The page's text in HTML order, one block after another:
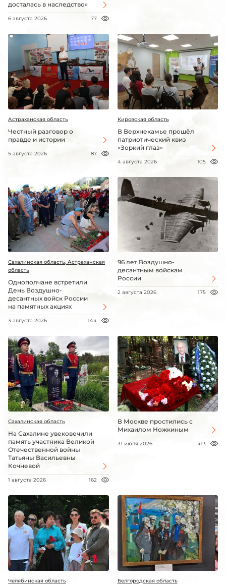
досталась в наследство»
6 августа 2026 77
Астраханская область
Честный разговор о
правде и истории
5 августа 2026 87
Кировская область
В Верхнекамье прошёл
патриотический квиз
«Зоркий глаз»
4 августа 2026 105
Сахалинская область, Астраханская
область
Однополчане встретили
День Воздушно-
десантных войск России
на памятных акциях
3 августа 2026 144
96 лет Воздушно-
десантным войскам
России
2 августа 2026 175
Сахалинская область
На Сахалине увековечили
память участника Великой
Отечественной войны
Татьяны Васильевны
Кочневой
1 августа 2026 162
В Москве простились с
Михаилом Ножкиным
31 июля 2026 413
Челябинская область Белгородская область